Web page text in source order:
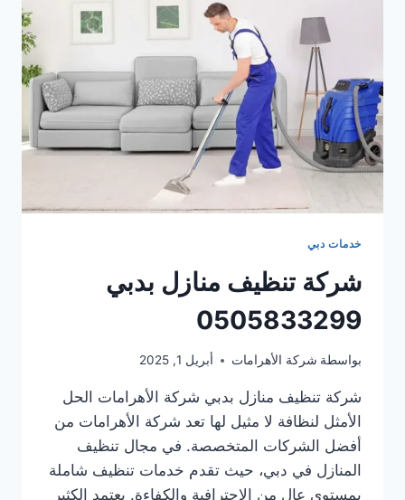
خدمات دبي
شركة تنظيف منازل بدبي
0505833299
بواسطة شركة الأهرامات أبريل 1, 2025
شركة تنظيف منازل بدبي شركة الأهرامات الحل
الأمثل لنظافة لا مثيل لها تعد شركة الأهرامات من
أفضل الشركات المتخصصة. في مجال تنظيف
المنازل في دبي، حيث تقدم خدمات تنظيف شاملة
بمستوى عالٍ من الاحترافية والكفاءة. يعتمد الكثير